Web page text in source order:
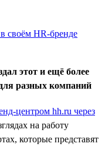
своём HR-бренде
этот и ещё более
разных компаний
центром hh.ru через
на работу
которые представят